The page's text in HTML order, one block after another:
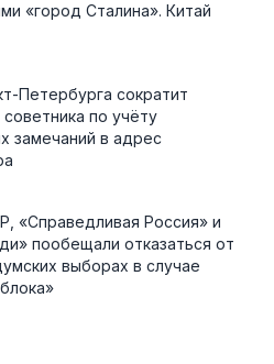
«город Сталина». Китай
Петербурга сократит
по учёту
замечаний в адрес
«Справедливая Россия» и
пообещали отказаться от
выборах в случае